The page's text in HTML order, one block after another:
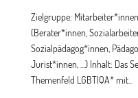
Zielgruppe:
(Berater*innen,
Sozialpädagog*innen,
Jurist*innen, …) Inhalt: Das
Themenfeld LGBTIQA* mit...